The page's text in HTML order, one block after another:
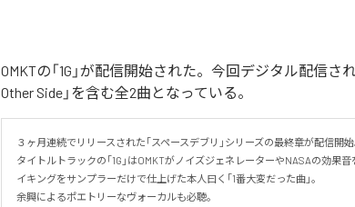
OMKTの「1G」が配信開始された。今回デジタル配信され
Other Side」を含む全2曲となっている。
３ヶ月連続でリリースされた｢スペースデブリ｣シリーズの最終章が配信開始
タイトルトラックの｢1G｣はOMKTがノイズジェネレーターやNASAの効果
イキングをサンプラーだけで仕上げた本人曰く｢1番大変だった曲｣。
余興によるポエトリーなヴォーカルも必聴｡